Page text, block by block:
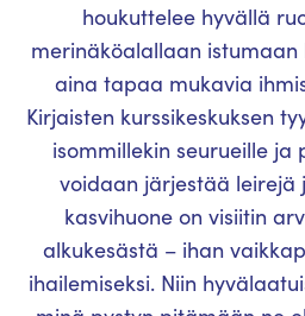
houkuttelee hyvällä
merinäköalallaan
aina tapaa mukavia
Kirjaisten kurssikeskuksen
isommillekin seurueille ja
voidaan järjestää leirejä
kasvihuone on visiitin
alkukesästä – ihan
ihailemiseksi. Niin